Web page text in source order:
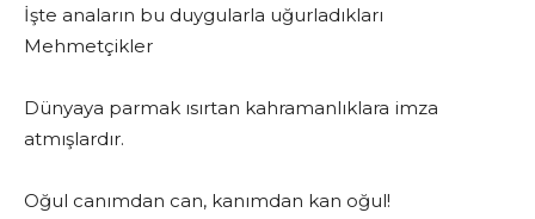
İşte anaların bu duygularla uğurladıkları
Mehmetçikler
Dünyaya parmak ısırtan kahramanlıklara imza
atmışlardır.
Oğul canımdan can, kanımdan kan oğul!